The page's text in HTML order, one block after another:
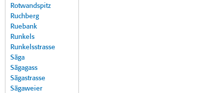
Rotwandspitz
Ruchberg
Ruebank
Runkels
Runkelsstrasse
Säga
Sägagass
Sägastrasse
Sägaweier